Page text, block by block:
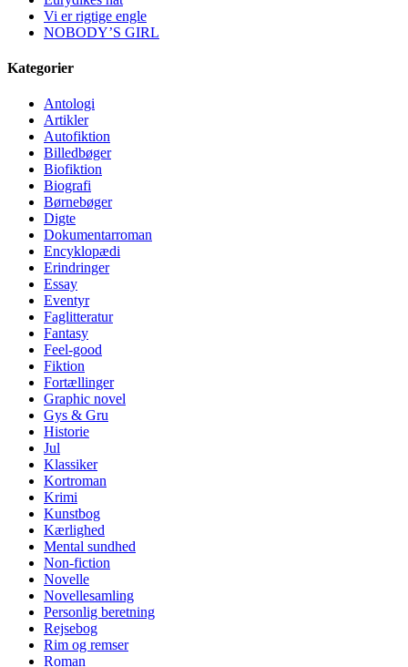
Vi er rigtige engle
NOBODY’S GIRL
Kategorier
Antologi
Artikler
Autofiktion
Billedbøger
Biofiktion
Biografi
Børnebøger
Digte
Dokumentarroman
Encyklopædi
Erindringer
Essay
Eventyr
Faglitteratur
Fantasy
Feel-good
Fiktion
Fortællinger
Graphic novel
Gys & Gru
Historie
Jul
Klassiker
Kortroman
Krimi
Kunstbog
Kærlighed
Mental sundhed
Non-fiction
Novelle
Novellesamling
Personlig beretning
Rejsebog
Rim og remser
Roman